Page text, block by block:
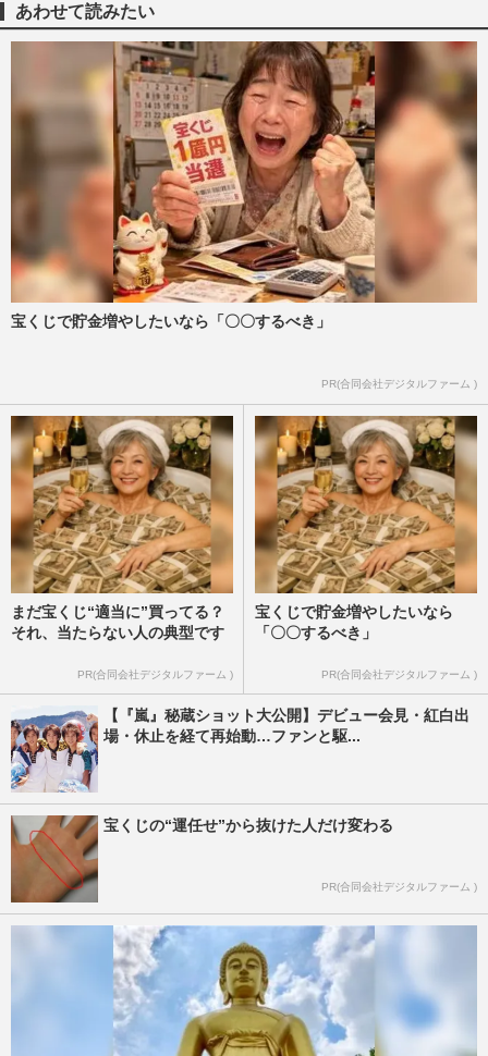
あわせて読みたい
宝くじで貯金増やしたいなら「〇〇するべき」
PR(合同会社デジタルファーム )
まだ宝くじ“適当に”買ってる？
それ、当たらない人の典型です
PR(合同会社デジタルファーム )
宝くじで貯金増やしたいなら
「〇〇するべき」
PR(合同会社デジタルファーム )
【『嵐』秘蔵ショット大公開】デビュー会見・紅白出
場・休止を経て再始動…ファンと駆...
宝くじの“運任せ”から抜けた人だけ変わる
PR(合同会社デジタルファーム )